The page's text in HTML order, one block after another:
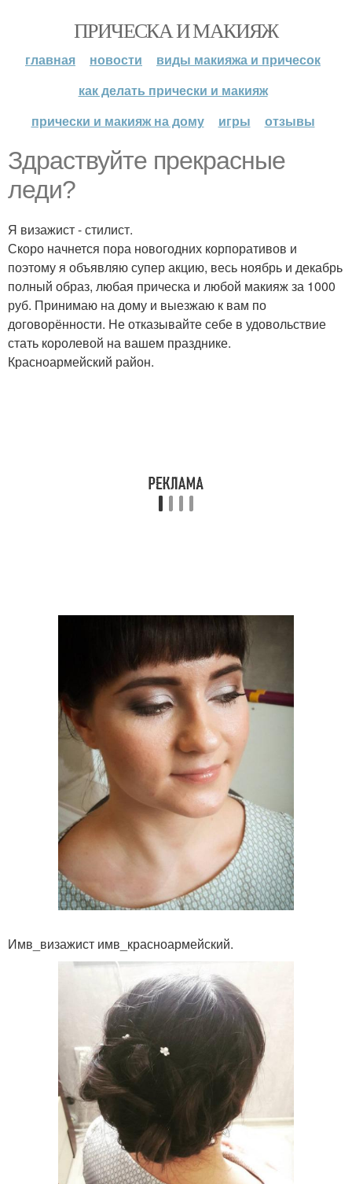
ПРИЧЕСКА И МАКИЯЖ
главная новости
виды макияжа и причесок
как делать прически и макияж
прически и макияж на дому
игры отзывы
Здраствуйте прекрасные
леди?
Я визажист - стилист.
Скоро начнется пора новогодних корпоративов и
поэтому я объявляю супер акцию, весь ноябрь и декабрь
полный образ, любая прическа и любой макияж за 1000
руб. Принимаю на дому и выезжаю к вам по
договорённости. Не отказывайте себе в удовольствие
стать королевой на вашем празднике.
Красноармейский район.
Имв_визажист имв_красноармейский.